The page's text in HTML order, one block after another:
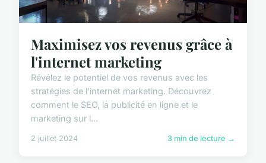
Maximisez vos revenus grâce à
l'internet marketing
Révélez le potentiel de vos revenus avec les
stratégies de l'internet marketing. Découvrez
comment le SEO, la publicité en ligne et le
marketing sur l...
2 juillet 2024 3 min de lecture →